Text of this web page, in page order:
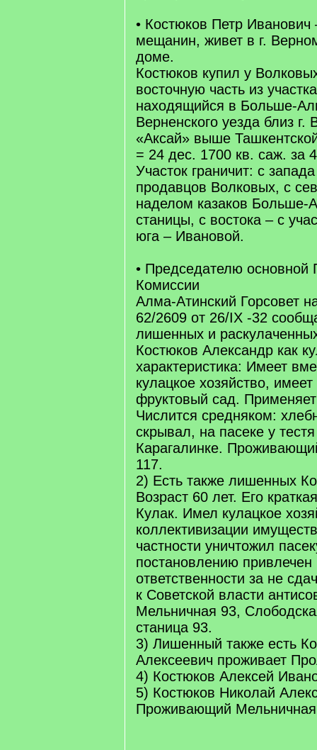
• Костюков Петр Иванович
мещанин, живет в г.
доме.
Костюков купил у
восточную часть из
находящийся в Больше-
Верненского уезда близ г.
«Аксай» выше
= 24 дес. 1700 кв. саж. за
Участок граничит: с
продавцов Волковых, с
наделом казаков Больше-
станицы, с востока – с
юга – Ивановой.
• Председателю основной
Комиссии
Алма-Атинский Горсовет
62/2609 от 26/IХ -32
лишенных и
Костюков Александр как
характеристика: Имеет
кулацкое хозяйство, имеет
фруктовый сад.
Числится средняком:
скрывал, на пасеке у
Карагалинке.
117.
2) Есть также лишенных
Возраст 60 лет. Его
Кулак. Имел кулацкое
коллективизации
частности уничтожил
постановлению привлечен
ответственности за не
к Советской власти
Мельничная 93,
станица 93.
3) Лишенный также есть
Алексеевич проживает
4) Костюков Алексей
5) Костюков Николай
Проживающий